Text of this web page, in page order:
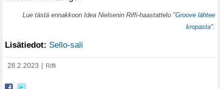
Lue tästä ennakkoon Idea Nielsenin Riffi-haastattelu "Groove lähtee
kropasta".
Lisätiedot: Sello-sali
28.2.2023 Riffi